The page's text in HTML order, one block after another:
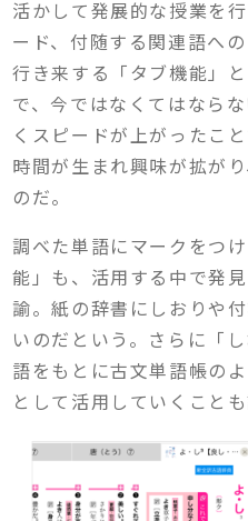
活かして発展的な授業を
ード、付随する関連語へ
行き来する「タブ機能」
で、今ではなくてはなら
くスピードが上がったこ
時間が生まれ興味が拡が
のだ。
調べた単語にマークをつ
能」も、活用する中で発
諭。紙の辞書にしおりや
いのだという。さらに「
語をもとに古文単語帳の
として活用していくことも